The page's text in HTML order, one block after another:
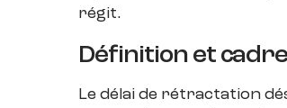
régit.
Définition et
Le délai de rétractation